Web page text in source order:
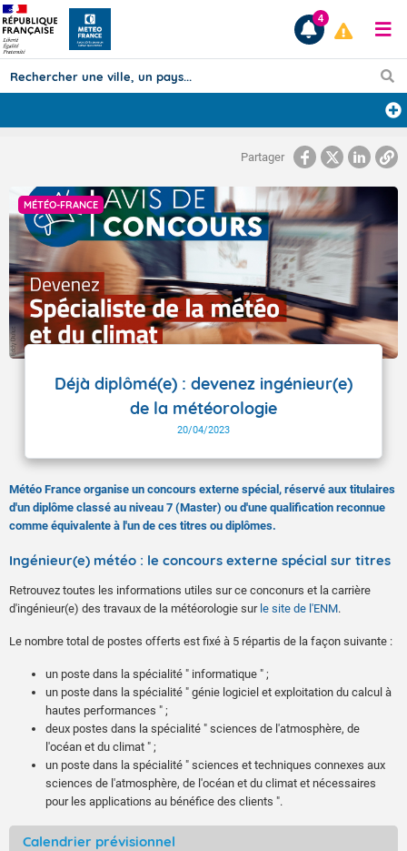
Prévisions
TOUS LES RÉSULTATS
Articles
4
Partager
MÉTÉO-FRANCE
Déjà diplômé(e) : devenez ingénieur(e)
de la météorologie
20/04/2023
Météo France organise un concours externe spécial, réservé aux titulaires
d'un diplôme classé au niveau 7 (Master) ou d'une qualification reconnue
comme équivalente à l'un de ces titres ou diplômes.
Ingénieur(e) météo : le concours externe spécial sur titres
Retrouvez toutes les informations utiles sur ce conconurs et la carrière
d'ingénieur(e) des travaux de la météorologie sur le site de l'ENM.
Le nombre total de postes offerts est fixé à 5 répartis de la façon suivante :
un poste dans la spécialité " informatique " ;
un poste dans la spécialité " génie logiciel et exploitation du calcul à
hautes performances " ;
deux postes dans la spécialité " sciences de l'atmosphère, de
l'océan et du climat " ;
un poste dans la spécialité " sciences et techniques connexes aux
sciences de l'atmosphère, de l'océan et du climat et nécessaires
pour les applications au bénéfice des clients ".
Calendrier prévisionnel